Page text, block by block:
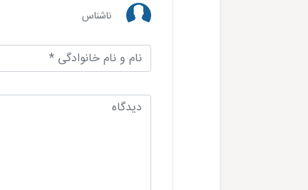
ناشناس